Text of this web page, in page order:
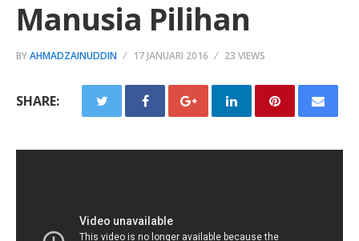
Manusia Pilihan
BYAHMADZAINUDDIN 17 JANUARI 2016 23 VIEWS
SHARE: